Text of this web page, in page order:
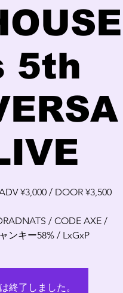
5th
¥3,000 / DOOR ¥3,500
/ CODE AXE /
ンキー58% / LxGxP
終了しました。